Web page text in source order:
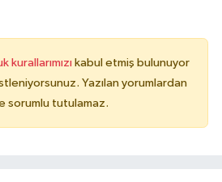
kurallarımızı kabul etmiş bulunuyor
Yazılan yorumlardan
sorumlu tutulamaz.